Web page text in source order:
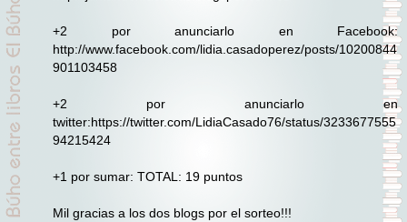
+2 por anunciarlo en Facebook:
http://www.facebook.com/lidia.casadoperez/posts/10200844
901103458
+2 por anunciarlo en
twitter:https://twitter.com/LidiaCasado76/status/3233677555
94215424
+1 por sumar: TOTAL: 19 puntos
Mil gracias a los dos blogs por el sorteo!!!